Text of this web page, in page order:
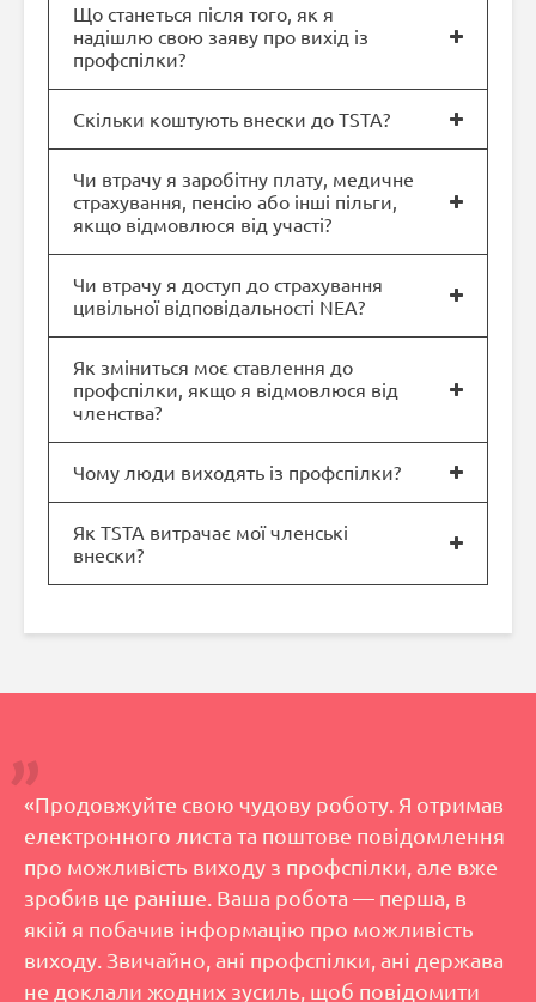
Що станеться після того, як я
надішлю свою заяву про вихід із
профспілки?
Скільки коштують внески до TSTA?
Чи втрачу я заробітну плату, медичне
страхування, пенсію або інші пільги,
якщо відмовлюся від участі?
Чи втрачу я доступ до страхування
цивільної відповідальності NEA?
Як зміниться моє ставлення до
профспілки, якщо я відмовлюся від
членства?
Чому люди виходять із профспілки?
Як TSTA витрачає мої членські
внески?
«Продовжуйте свою чудову роботу. Я отримав
електронного листа та поштове повідомлення
про можливість виходу з профспілки, але вже
зробив це раніше. Ваша робота — перша, в
якій я побачив інформацію про можливість
виходу. Звичайно, ані профспілки, ані держава
не доклали жодних зусиль, щоб повідомити